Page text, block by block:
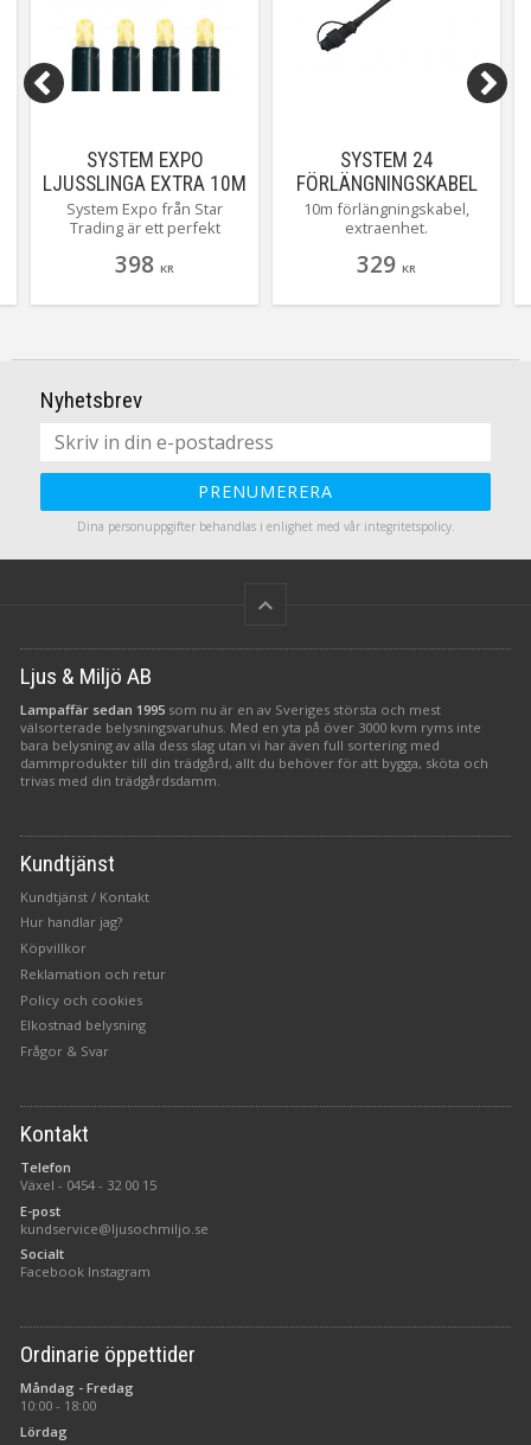
SYSTEM EXPO
LJUSSLINGA EXTRA 10M
IP44 KLAR
System Expo från Star
Trading är ett perfekt
koppla samman din trädgård
slingor och nät och
koppla ihop. Här ser du en
stycken varmvita lampor
398 KR
SYSTEM 24
FÖRLÄNGNINGSKABEL
10M IP44 SVART
10m förlängningskabel,
extraenhet.
329 KR
Nyhetsbrev
PRENUMERERA
Dina personuppgifter behandlas i enlighet med vår integritetspolicy.
keyboard_arrow_up
Ljus & Miljö AB
Lampaffär sedan 1995 som nu är en av Sveriges största och mest
välsorterade belysningsvaruhus. Med en yta på över 3000 kvm ryms inte
bara belysning av alla dess slag utan vi har även full sortering med
dammprodukter till din trädgård, allt du behöver för att bygga, sköta och
trivas med din trädgårdsdamm.
Kundtjänst
Kundtjänst / Kontakt
Hur handlar jag?
Köpvillkor
Reklamation och retur
Policy och cookies
Elkostnad belysning
Frågor & Svar
Kontakt
Telefon
Växel - 0454 - 32 00 15
E-post
kundservice@ljusochmiljo.se
Socialt
Facebook Instagram
Ordinarie öppettider
Måndag - Fredag
10:00 - 18:00
Lördag